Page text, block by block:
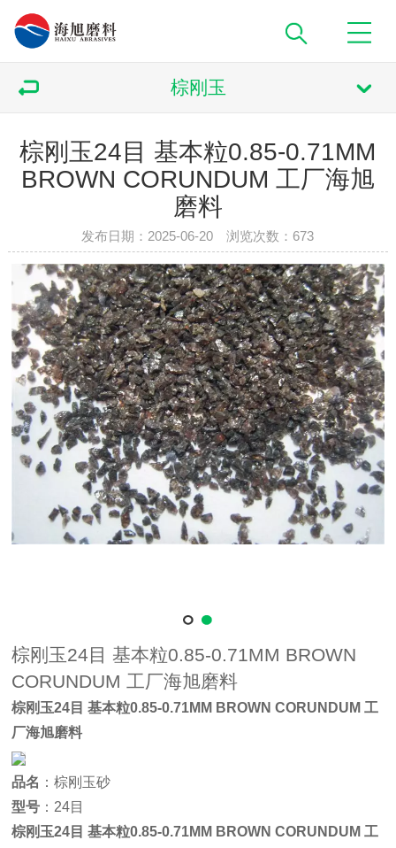
棕刚玉
棕刚玉24目 基本粒0.85-0.71MM
BROWN CORUNDUM 工厂海旭
磨料
发布日期：2025-06-20 浏览次数： 673
棕刚玉24目 基本粒0.85-0.71MM BROWN
CORUNDUM 工厂海旭磨料
棕刚玉24目 基本粒0.85-0.71MM BROWN CORUNDUM 工
厂海旭磨料
品名 ：棕刚玉砂
型号 ：24目
棕刚玉24目 基本粒0.85-0.71MM BROWN CORUNDUM 工